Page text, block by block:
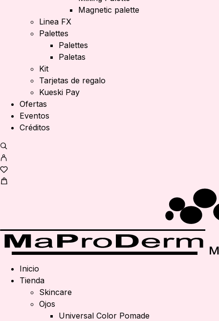
Magnetic palette
Linea FX
Palettes
Palettes
Paletas
Kit
Tarjetas de regalo
Kueski Pay
Ofertas
Eventos
Créditos
Inicio
Tienda
Skincare
Ojos
Universal Color Pomade